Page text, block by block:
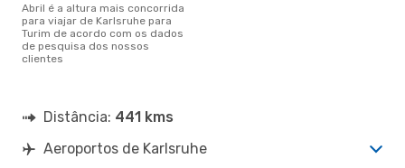
abril é a altura mais concorrida
para viajar de Karlsruhe para
Turim de acordo com os dados
de pesquisa dos nossos
clientes
Distância: 441 kms
Aeroportos de Karlsruhe